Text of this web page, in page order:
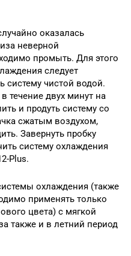
оказалась
неверной
промыть. Для этого
следует
систему чистой водой.
течение двух минут на
и продуть систему со
сжатым воздухом,
Завернуть пробку
систему охлаждения
Plus.
охлаждения (также
применять только
цвета) с мягкой
также и в летний период